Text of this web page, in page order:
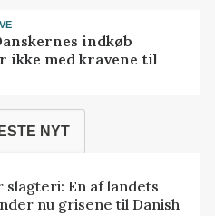
indkøb
ikke med kravene til
NYT
En af landets
nu grisene til Danish